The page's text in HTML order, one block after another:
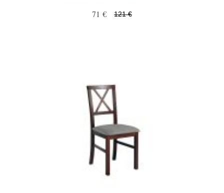
71 € 121 €